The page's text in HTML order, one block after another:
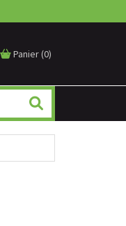
Panier(0)